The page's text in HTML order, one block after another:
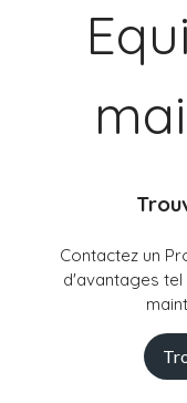
Contactez un
d'avantages